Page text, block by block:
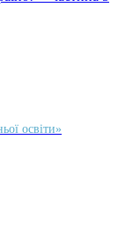
освіти»